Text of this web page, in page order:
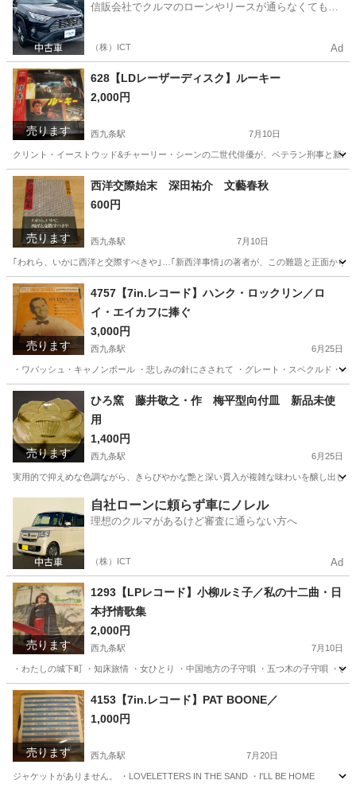
信販会社でクルマのローンやリースが通らなくてもク
（株）ICT Ad
売ります
628【LDレーザーディスク】ルーキー
2,000円
西九条駅 7月10日
クリント・イーストウッド&チャーリー・シーンの二世代俳優が、ベテラン刑事と新
大阪 大阪市 西九条駅 DVD/ブルーレイ レーザーディスク
売ります
西洋交際始末 深田祐介 文藝春秋
600円
西九条駅 7月10日
｢われら、いかに西洋と交際すべきや｣…｢新西洋事情｣の著者が、この難題と正面から
大阪 大阪市 西九条駅 文藝春秋
売ります
4757【7in.レコード】ハンク・ロックリン／ロ
イ・エイカフに捧ぐ
3,000円
西九条駅 6月25日
・ワバッシュ・キャノンボール ・悲しみの針にさされて ・グレート・スペクルド・バ
大阪 大阪市 西九条駅 その他 リン
売ります
ひろ窯 藤井敬之・作 梅平型向付皿 新品未使
用
1,400円
西九条駅 6月25日
実用的で抑えめな色調ながら、きらびやかな艶と深い貫入が複雑な味わいを醸し出し
西九条駅 食器 新品
自社ローンに頼らず車にノレル
理想のクルマがあるけど審査に通らない方へ
（株）ICT Ad
売ります
1293【LPレコード】小柳ルミ子／私の十二曲・日
本抒情歌集
2,000円
西九条駅 7月10日
・わたしの城下町 ・知床旅情 ・女ひとり ・中国地方の子守唄 ・五つ木の子守唄 ・
大阪 大阪市 西九条駅
売ります
4153【7in.レコード】PAT BOONE／
1,000円
西九条駅 7月20日
ジャケットがありません。 ・LOVELETTERS IN THE SAND ・I'LL BE HOME